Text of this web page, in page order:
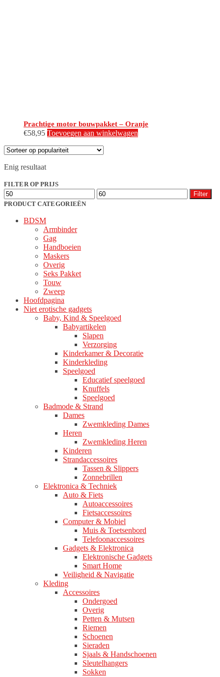
Prachtige motor bouwpakket – Oranje
€58,95 Toevoegen aan winkelwagen
Enig resultaat
FILTER OP PRIJS
Min.
prijs
Max.
prijs
Filter
PRODUCT CATEGORIEËN
BDSM
Armbinder
Gag
Handboeien
Maskers
Overig
Seks Pakket
Touw
Zweep
Hoofdpagina
Niet erotische gadgets
Baby, Kind & Speelgoed
Babyartikelen
Slapen
Verzorging
Kinderkamer & Decoratie
Kinderkleding
Speelgoed
Educatief speelgoed
Knuffels
Speelgoed
Badmode & Strand
Dames
Zwemkleding Dames
Heren
Zwemkleding Heren
Kinderen
Strandaccessoires
Tassen & Slippers
Zonnebrillen
Elektronica & Techniek
Auto & Fiets
Autoaccessoires
Fietsaccessoires
Computer & Mobiel
Muis & Toetsenbord
Telefoonaccessoires
Gadgets & Elektronica
Elektronische Gadgets
Smart Home
Veiligheid & Navigatie
Kleding
Accessoires
Ondergoed
Overig
Petten & Mutsen
Riemen
Schoenen
Sieraden
Sjaals & Handschoenen
Sleutelhangers
Sokken